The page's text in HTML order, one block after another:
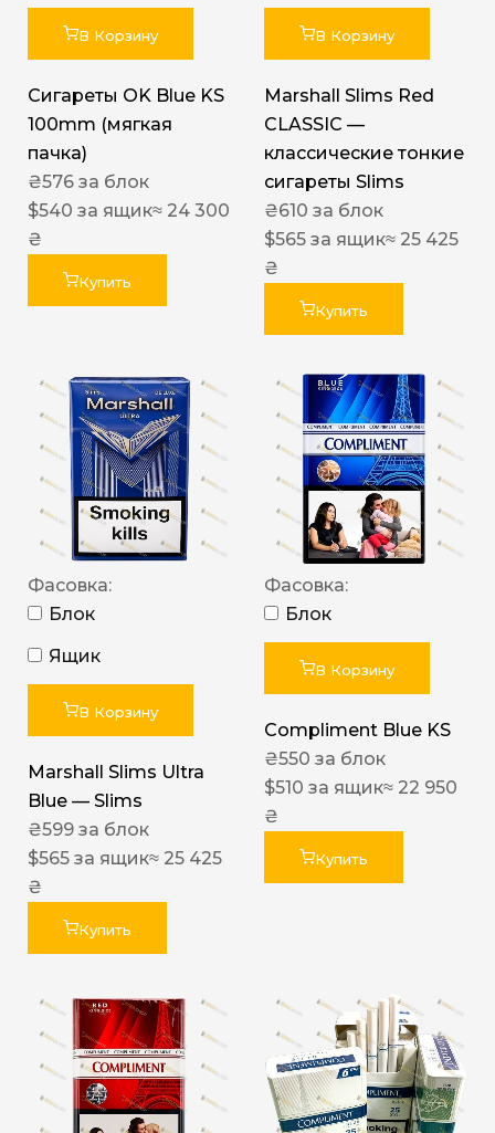
В Корзину
Сигареты OK Blue KS
100mm (мягкая
пачка)
₴576 за блок
$540 за ящик≈ 24 300
₴
Купить
В Корзину
Marshall Slims Red
CLASSIC —
классические тонкие
сигареты Slims
₴610 за блок
$565 за ящик≈ 25 425
₴
Купить
Фасовка:
Блок
Ящик
В Корзину
Marshall Slims Ultra
Blue — Slims
₴599 за блок
$565 за ящик≈ 25 425
₴
Купить
Фасовка:
Блок
В Корзину
Compliment Blue KS
₴550 за блок
$510 за ящик≈ 22 950
₴
Купить